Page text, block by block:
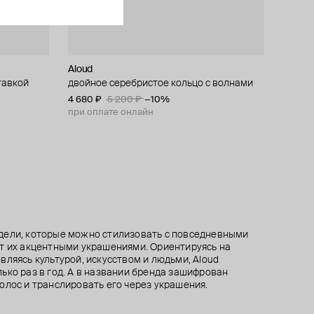
Aloud
двойное серебристое кольцо с волнами
4 680 ₽ 5 200 ₽ −10%
при оплате онлайн
Aloud
серебристое кольцо на 2 пальца
5 580 ₽ 6 200 ₽ −10%
при оплате онлайн
Aloud
вьющееся серебристое кольцо на два
пальца
6 210 ₽ 6 900 ₽ −10%
Aloud
серебристое фактурное кольцо
4 950 ₽ 5 500 ₽ −10%
при оплате онлайн
которые можно стилизовать с повседневными
их акцентными украшениями. Ориентируясь на
культурой, искусством и людьми, Aloud
раз в год. А в названии бренда зашифрован
и транслировать его через украшения.